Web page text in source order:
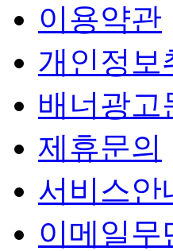
이용약관
개인정보
배너광고
제휴문의
서비스안
이메일무